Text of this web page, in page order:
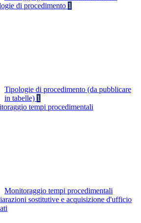
di procedimento 1
Tipologie di procedimento (da pubblicare
in tabelle) 1
tempi procedimentali
Monitoraggio tempi procedimentali
sostitutive e acquisizione d'ufficio